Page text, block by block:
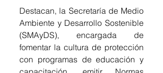
Destacan, la Secretaría de Medio
Ambiente y Desarrollo Sostenible
(SMAyDS), encargada de
fomentar la cultura de protección
con programas de educación y